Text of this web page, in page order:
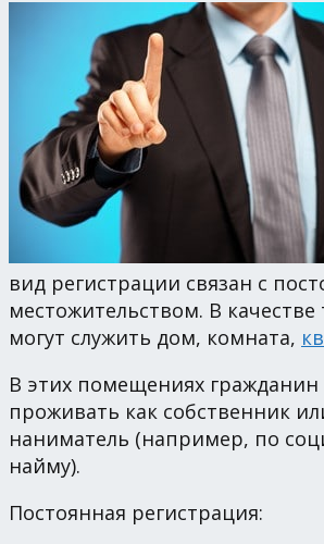
вид регистрации связан с
местожительством. В качестве
могут служить дом, комната,
В этих помещениях
проживать как собственник
наниматель (например, по
найму).
Постоянная регистрация: